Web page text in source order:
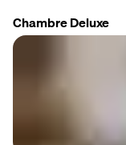
Chambre Deluxe